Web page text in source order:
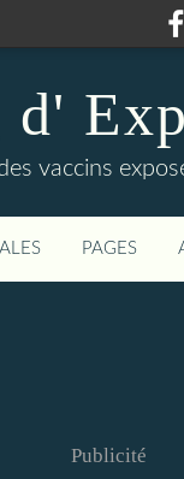
vaccins
PAGES
Publicité